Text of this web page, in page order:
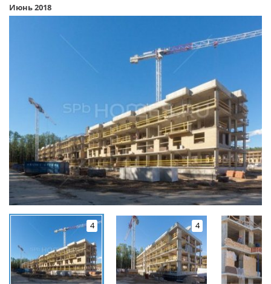
Июнь 2018
4 4